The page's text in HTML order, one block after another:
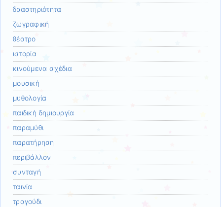
δραστηριότητα
ζωγραφική
θέατρο
ιστορία
κινούμενα σχέδια
μουσική
μυθολογία
παιδική δημιουργία
παραμύθι
παρατήρηση
περιβάλλον
συνταγή
ταινία
τραγούδι